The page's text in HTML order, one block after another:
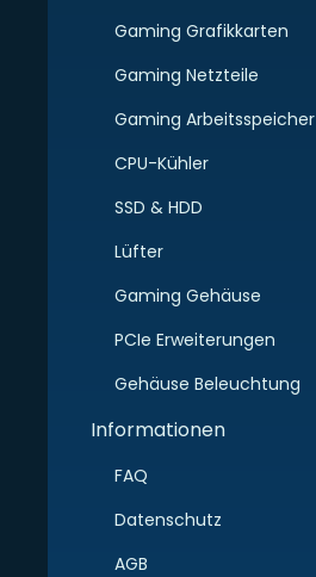
Gaming Grafikkarten
Gaming Netzteile
Gaming Arbeitsspeicher
CPU-Kühler
SSD & HDD
Lüfter
Gaming Gehäuse
PCIe Erweiterungen
Gehäuse Beleuchtung
Informationen
FAQ
Datenschutz
AGB